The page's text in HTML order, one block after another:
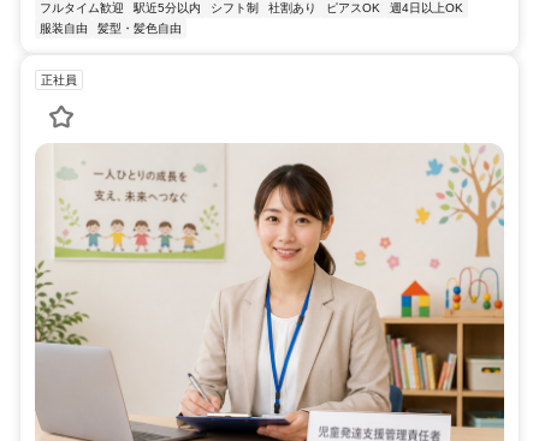
フルタイム歓迎
駅近5分以内 シフト制 社割あり ピアスOK
週4日以上OK
服装自由
髪型・髪色自由
正社員